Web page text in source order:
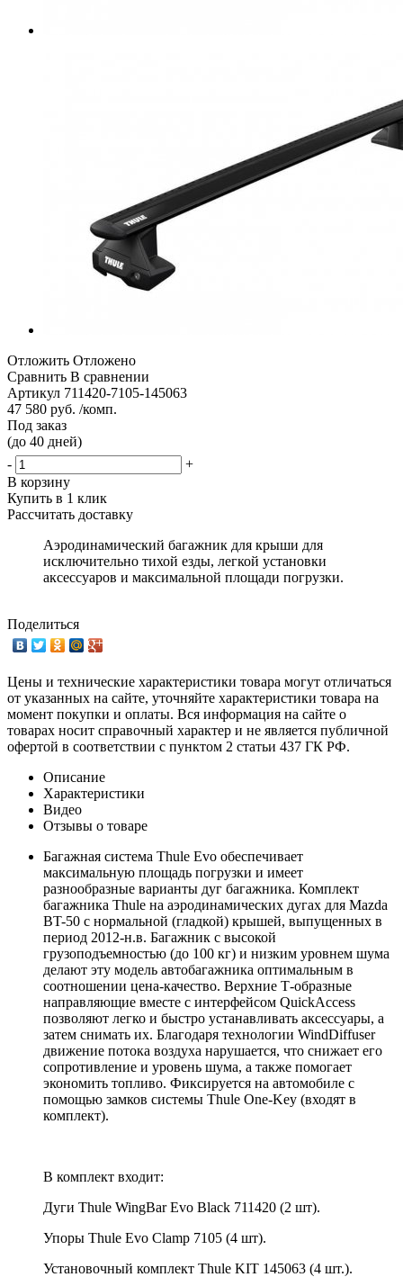
Отложить Отложено
Сравнить В сравнении
Артикул 711420-7105-145063
47 580 руб. /комп.
Под заказ
(до 40 дней)
-
+
В корзину
Купить в 1 клик
Рассчитать доставку
Аэродинамический багажник для крыши для
исключительно тихой езды, легкой установки
аксессуаров и максимальной площади погрузки.
Поделиться
Цены и технические характеристики товара могут отличаться
от указанных на сайте, уточняйте характеристики товара на
момент покупки и оплаты. Вся информация на сайте о
товарах носит справочный характер и не является публичной
офертой в соответствии с пунктом 2 статьи 437 ГК РФ.
Описание
Характеристики
Видео
Отзывы о товаре
Багажная система Thule Evo обеспечивает
максимальную площадь погрузки и имеет
разнообразные варианты дуг багажника. Комплект
багажника Thule на аэродинамических дугах для Mazda
BT-50 с нормальной (гладкой) крышей, выпущенных в
период 2012-н.в. Багажник с высокой
грузоподъемностью (до 100 кг) и низким уровнем шума
делают эту модель автобагажника оптимальным в
соотношении цена-качество. Верхние Т-образные
направляющие вместе с интерфейсом QuickAccess
позволяют легко и быстро устанавливать аксессуары, а
затем снимать их. Благодаря технологии WindDiffuser
движение потока воздуха нарушается, что снижает его
сопротивление и уровень шума, а также помогает
экономить топливо. Фиксируется на автомобиле с
помощью замков системы Thule One-Key (входят в
комплект).
В комплект входит:
Дуги Thule WingBar Evo Black 711420 (2 шт).
Упоры Thule Evo Clamp 7105 (4 шт).
Установочный комплект Thule KIT 145063 (4 шт.).